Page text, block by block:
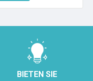
BIETEN SIE